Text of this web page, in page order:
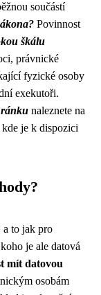
součástí
Povinnost
škálu
právnické
fyzické osoby
exekutoři.
naleznete na
je k dispozici
a to jak pro
je ale datová
mít datovou
osobám